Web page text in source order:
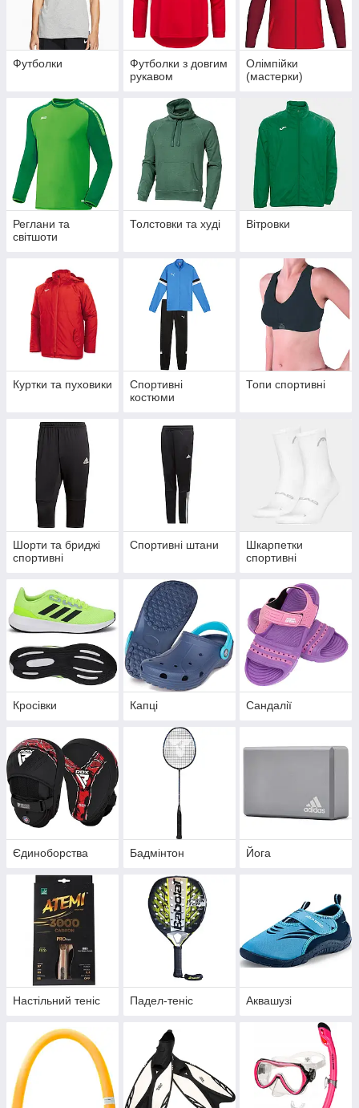
Футболки
Футболки з довгим
рукавом
Олімпійки
(мастерки)
Реглани та
світшоти
Толстовки та худі Вітровки
Куртки та пуховики
Спортивні
костюми
Топи спортивні
Шорти та бриджі
спортивні
Спортивні штани
Шкарпетки
спортивні
Кросівки Капці Сандалії
Єдиноборства Бадмінтон Йога
Настільний теніс Падел-теніс Аквашузі